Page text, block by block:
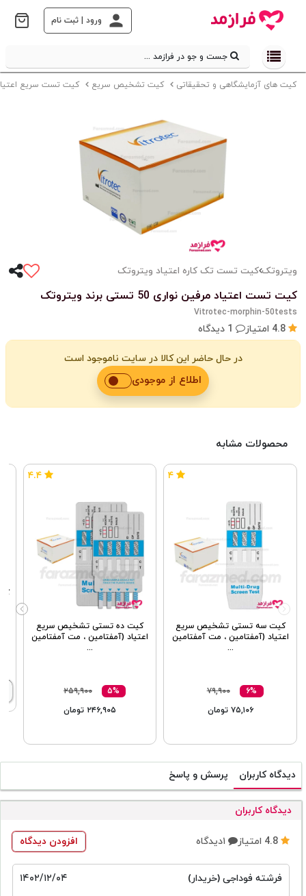
ورود | ثبت نام
جست و جو در فرازمد ...
کیت های آزمایشگاهی و تحقیقاتی کیت تشخیص سریع کیت تست سریع
ویتروتک کیت تست تک کاره اعتیاد ویتروتک
کیت تست اعتیاد مرفین نواری 50 تستی برند ویتروتک
Vitrotec-morphin-50tests
4.8 امتیاز 1 دیدگاه
در حال حاضر این کالا در سایت ناموجود است
اطلاع از موجودی
محصولات مشابه
کیت سه تستی تشخیص سریع
اعتیاد (آمفتامین ، مت آمفتامین
...
۶%
۷۹,۹۰۰
۷۵,۱۰۶ تومان
۴
کیت ده تستی تشخیص سریع
اعتیاد (آمفتامین ، مت آمفتامین
...
۵%
۲۵۹,۹۰۰
۲۴۶,۹۰۵ تومان
۴.۴
دیدگاه کاربران پرسش و پاسخ
دیدگاه کاربران
4.8 امتیاز ۱دیدگاه افزودن دیدگاه
فرشته فوداجی (خریدار) ۱۴۰۲/۱۲/۰۴